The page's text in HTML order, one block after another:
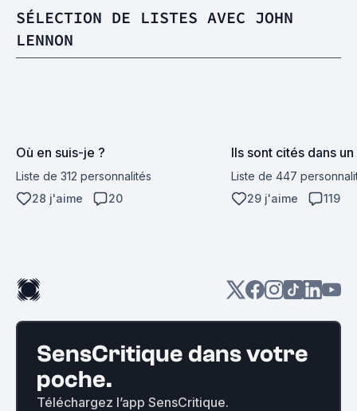
SÉLECTION DE LISTES AVEC JOHN
LENNON
Où en suis-je ?
Liste de 312 personnalités
28 j'aime
20
Ils sont cités dans
Liste de 447
29 j'aime
119
SensCritique dans votre
poche.
Téléchargez l’app SensCritique.